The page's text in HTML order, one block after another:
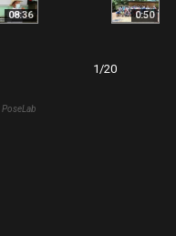
08:36 0:50
1/20
PoseLab